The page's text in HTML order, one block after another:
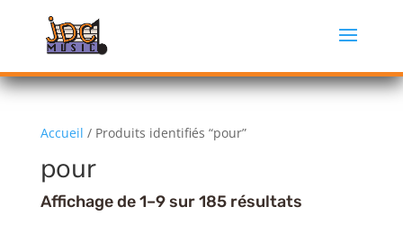
Accueil / Produits identifiés “pour”
pour
Affichage de 1–9 sur 185 résultats